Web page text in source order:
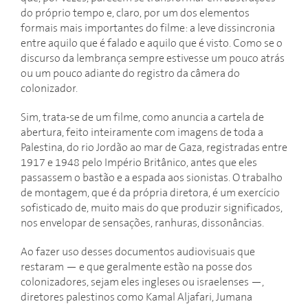
do próprio tempo e, claro, por um dos elementos
formais mais importantes do filme: a leve dissincronia
entre aquilo que é falado e aquilo que é visto. Como se o
discurso da lembrança sempre estivesse um pouco atrás
ou um pouco adiante do registro da câmera do
colonizador.
Sim, trata-se de um filme, como anuncia a cartela de
abertura, feito inteiramente com imagens de toda a
Palestina, do rio Jordão ao mar de Gaza, registradas entre
1917 e 1948 pelo Império Britânico, antes que eles
passassem o bastão e a espada aos sionistas. O trabalho
de montagem, que é da própria diretora, é um exercício
sofisticado de, muito mais do que produzir significados,
nos envelopar de sensações, ranhuras, dissonâncias.
Ao fazer uso desses documentos audiovisuais que
restaram — e que geralmente estão na posse dos
colonizadores, sejam eles ingleses ou israelenses —,
diretores palestinos como Kamal Aljafari, Jumana